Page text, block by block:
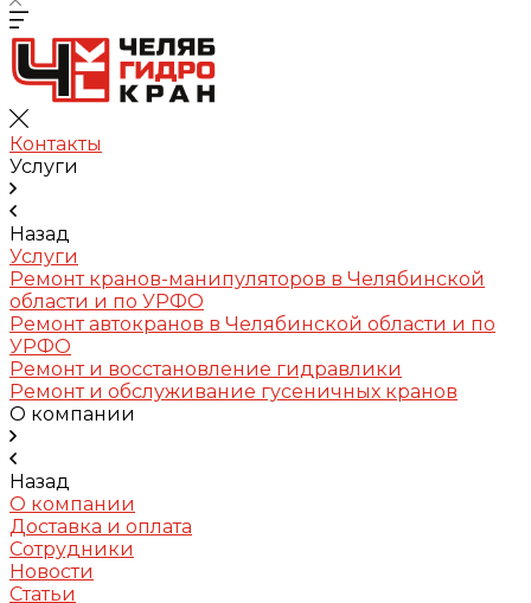
Контакты
Услуги
Назад
Услуги
Ремонт кранов-манипуляторов в Челябинской
области и по УРФО
Ремонт автокранов в Челябинской области и по
УРФО
Ремонт и восстановление гидравлики
Ремонт и обслуживание гусеничных кранов
О компании
Назад
О компании
Доставка и оплата
Сотрудники
Новости
Статьи